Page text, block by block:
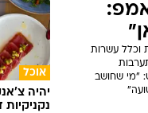
וכלל עשרות
"מי שחושב
אוכל
יהיה